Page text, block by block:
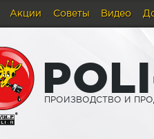
Акции Советы Видео
POLI
ПРОИЗВОДСТВО И